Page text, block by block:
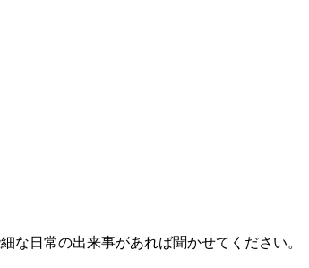
な日常の出来事があれば聞かせてください。